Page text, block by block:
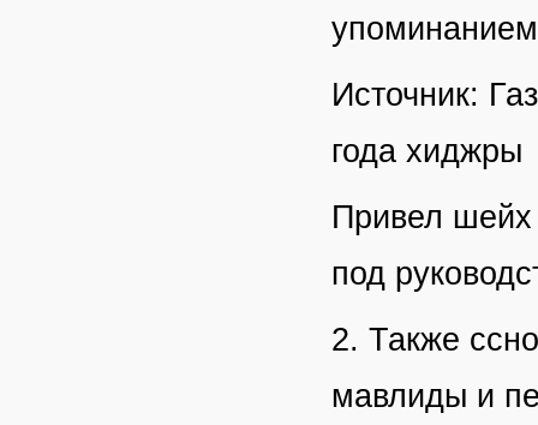
Источник:
года хиджры
Привел шейх
под
2. Также
мавлиды и